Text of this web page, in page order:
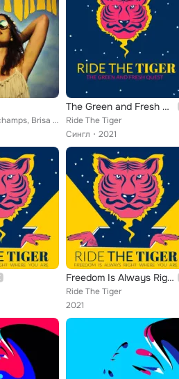
Christophe Deschamps, Brisa Roché
The Green and Fresh Quest
Ride The Tiger
Сингл
2021
Freedom Is Always Right Where You Are
Ride The Tiger
2021